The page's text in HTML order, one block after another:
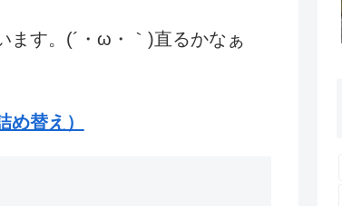
ます。(´・ω・｀)直るかなぁ
替え）